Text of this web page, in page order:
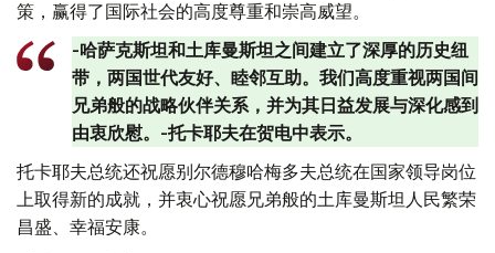
策，赢得了国际社会的高度尊重和崇高威望。
-哈萨克斯坦和土库曼斯坦之间建立了深厚的历史纽
带，两国世代友好、睦邻互助。我们高度重视两国间
兄弟般的战略伙伴关系，并为其日益发展与深化感到
由衷欣慰。-托卡耶夫在贺电中表示。
托卡耶夫总统还祝愿别尔德穆哈梅多夫总统在国家领导岗位
上取得新的成就，并衷心祝愿兄弟般的土库曼斯坦人民繁荣
昌盛、幸福安康。